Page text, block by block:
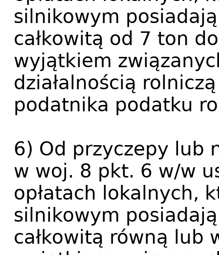
silnikowym
całkowitą od 7 ton
wyjątkiem
działalnością
podatnika podatku
6) Od przyczepy lub
w woj. 8 pkt. 6 w/w
opłatach lokalnych,
silnikowym
całkowitą równą lub